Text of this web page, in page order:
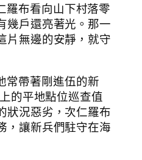
羅布看向山下村落零
幾戶還亮著光。那一
片無邊的安靜，就守
常帶著剛進伍的新
的平地點位巡查值
狀況惡劣，次仁羅布
，讓新兵們駐守在海